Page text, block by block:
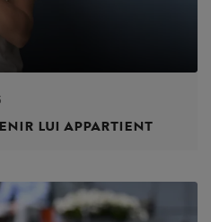
lui appartient